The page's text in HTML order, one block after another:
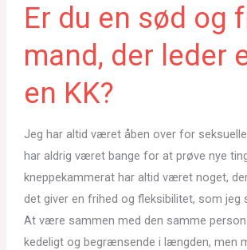
Er du en sød og
mand, der leder
en KK?
Jeg har altid været åben over for
har aldrig været bange for at prøve nye
kneppekammerat har altid været noget,
det giver en frihed og fleksibilitet, som jeg
At være sammen med den samme person
kedeligt og begrænsende i længden, men